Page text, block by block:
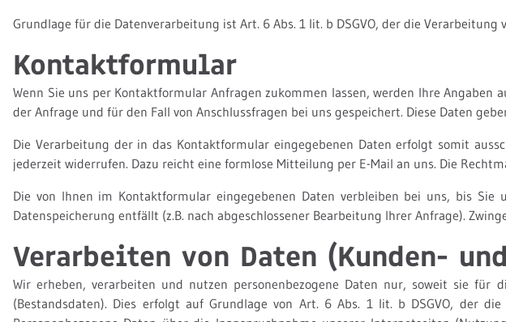
Grundlage für die Datenverarbeitung ist Art. 6 Abs. 1 lit. b DSGVO, der die
Kontaktformular
Wenn Sie uns per Kontaktformular Anfragen zukommen lassen, werden Ihre
der Anfrage und für den Fall von Anschlussfragen bei uns gespeichert. Diese Daten
Die Verarbeitung der in das Kontaktformular eingegebenen Daten erfolgt somit
jederzeit widerrufen. Dazu reicht eine formlose Mitteilung per E-Mail an uns. Die
Die von Ihnen im Kontaktformular eingegebenen Daten verbleiben bei uns, bis
Datenspeicherung entfällt (z.B. nach abgeschlossener Bearbeitung Ihrer Anfrage).
Verarbeiten von Daten (Kunden-
Wir erheben, verarbeiten und nutzen personenbezogene Daten nur, soweit sie für
(Bestandsdaten). Dies erfolgt auf Grundlage von Art. 6 Abs. 1 lit. b DSGVO, der